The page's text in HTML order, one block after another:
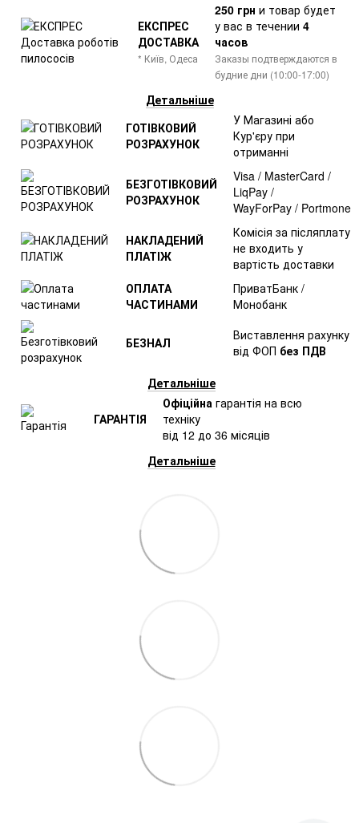
ЕКСПРЕС
ДОСТАВКА
* Київ, Одеса
250 грн и товар будет
у вас в течении 4
часов
Заказы подтверждаются в
будние дни (10:00-17:00)
Детальніше
ГОТІВКОВИЙ
РОЗРАХУНОК
У Магазині або
Кур'єру при
отриманні
БЕЗГОТІВКОВИЙ
РОЗРАХУНОК
Visa / MasterCard /
LiqPay /
WayForPay / Portmone
НАКЛАДЕНИЙ
ПЛАТІЖ
Комісія за післяплату
не входить у
вартість доставки
ОПЛАТА
ЧАСТИНАМИ
ПриватБанк /
Монобанк
БЕЗНАЛ
Виставлення рахунку
від ФОП без ПДВ
Детальніше
ГАРАНТІЯ
Офіційна гарантія на всю
техніку
від 12 до 36 місяців
Детальніше